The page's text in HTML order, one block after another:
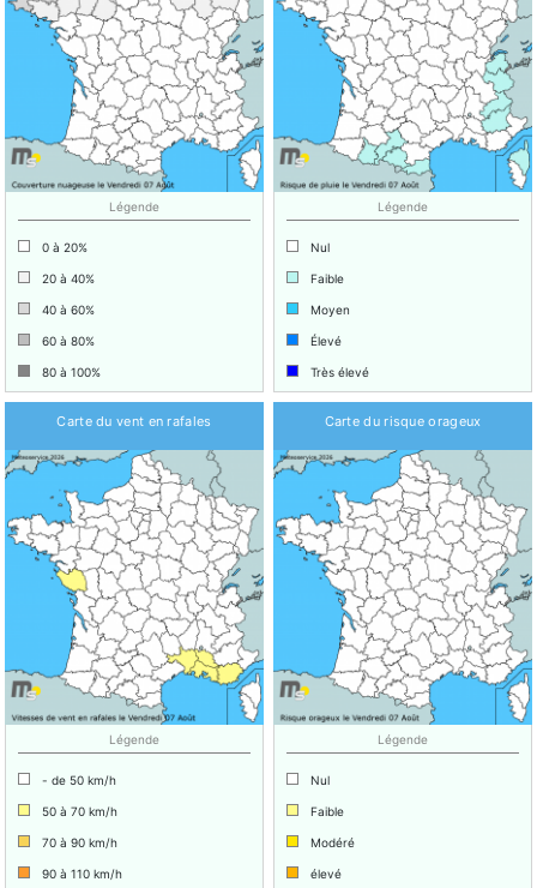
Légende
0 à 20%
20 à 40%
40 à 60%
60 à 80%
80 à 100%
Légende
Nul
Faible
Moyen
Élevé
Très élevé
Carte du vent en rafales
Légende
- de 50 km/h
50 à 70 km/h
70 à 90 km/h
90 à 110 km/h
Carte du risque orageux
Légende
Nul
Faible
Modéré
élevé